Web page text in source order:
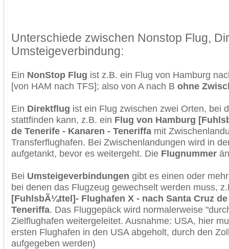
Unterschiede zwischen Nonstop Flug,
Umsteigeverbindung:
Ein NonStop Flug ist z.B. ein Flug von Hamburg
[von HAM nach TFS]; also von A nach B ohne
Ein Direktflug ist ein Flug zwischen zwei Orten, bei
stattfinden kann, z.B. ein Flug von Hamburg
de Tenerife - Kanaren - Teneriffa mit
Transferflughafen. Bei Zwischenlandungen wird in
aufgetankt, bevor es weitergeht. Die Flugnummer
Bei Umsteigeverbindungen gibt es einen oder
bei denen das Flugzeug gewechselt werden muss,
[FuhlsbÃ¼ttel]- Flughafen X - nach Santa Cruz
Teneriffa. Das Fluggepäck wird normalerweise
Zielflughafen weitergeleitet. Ausnahme: USA, hier
ersten Flughafen in den USA abgeholt, durch den
aufgegeben werden)